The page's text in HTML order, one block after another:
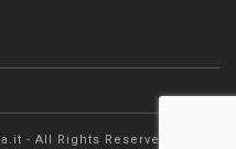
- All Rights Reserved.